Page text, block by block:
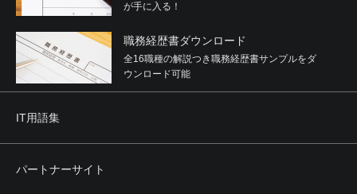
が手に入る！
職務経歴書ダウンロード
全16職種の解説つき職務経歴書サンプルをダ
ウンロード可能
IT用語集
パートナーサイト